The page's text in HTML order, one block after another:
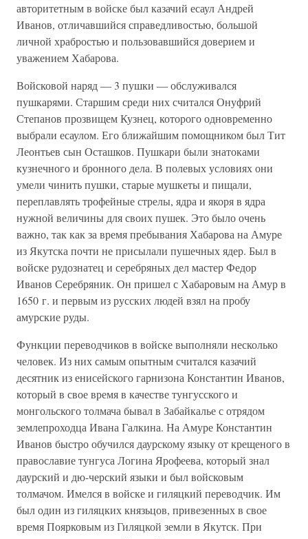
авторитетным в войске был казачий есаул Андрей
Иванов, отличавшийся справедливостью, большой
личной храбростью и пользовавшийся доверием и
уважением Хабарова.
Войсковой наряд — 3 пушки — обслуживался
пушкарями. Старшим среди них считался Онуфрий
Степанов прозвищем Кузнец, которого одновременно
выбрали есаулом. Его ближайшим помощником был Тит
Леонтьев сын Осташков. Пушкари были знатоками
кузнечного и бронного дела. В полевых условиях они
умели чинить пушки, старые мушкеты и пищали,
переплавлять трофейные стрелы, ядра и якоря в ядра
нужной величины для своих пушек. Это было очень
важно, так как за время пребывания Хабарова на Амуре
из Якутска почти не присылали пушечных ядер. Был в
войске рудознатец и серебряных дел мастер Федор
Иванов Серебряник. Он пришел с Хабаровым на Амур в
1650 г. и первым из русских людей взял на пробу
амурские руды.
Функции переводчиков в войске выполняли несколько
человек. Из них самым опытным считался казачий
десятник из енисейского гарнизона Константин Иванов,
который в свое время в качестве тунгусского и
монгольского толмача бывал в Забайкалье с отрядом
землепроходца Ивана Галкина. На Амуре Константин
Иванов быстро обучился даурскому языку от крещеного в
православие тунгуса Логина Ярофеева, который знал
даурский и дю-черский языки и был войсковым
толмачом. Имелся в войске и гиляцкий переводчик. Им
был один из гиляцких князьцов, привезенных в свое
время Поярковым из Гиляцкой земли в Якутск. При